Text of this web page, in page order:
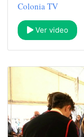
Colonia TV
Ver video